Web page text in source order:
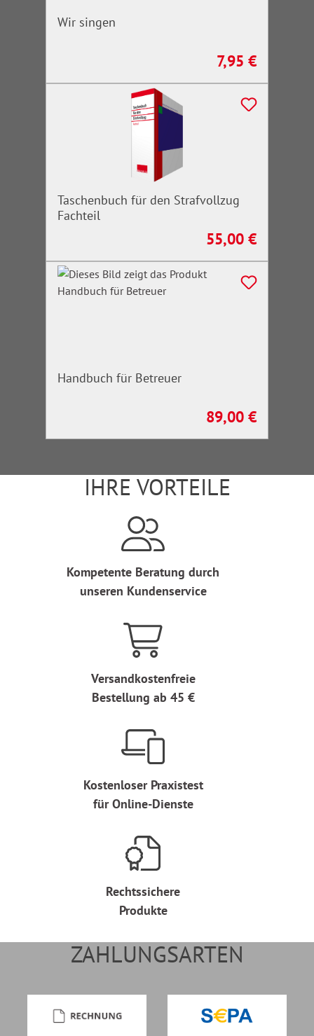
Wir singen
Regulärer Preis:
7,95 €
Taschenbuch für den Strafvollzug
Fachteil
Regulärer Preis:
55,00 €
Handbuch für Betreuer
Regulärer Preis:
89,00 €
IHRE VORTEILE
Kompetente Beratung durch
unseren Kundenservice
Versandkostenfreie
Bestellung ab 45 €
Kostenloser Praxistest
für Online-Dienste
Rechtssichere
Produkte
ZAHLUNGSARTEN